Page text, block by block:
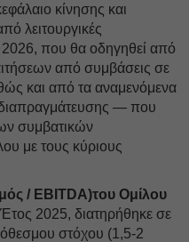
κίνησης και
λειτουργικές
που θα οδηγηθεί από
από συμβάσεις σε
και από τα αναμενόμενα
— που
συμβατικών
με τους κύριους
/ EBITDA)του Ομίλου
2025, διατηρήθηκε σε
στόχου (1,5-2